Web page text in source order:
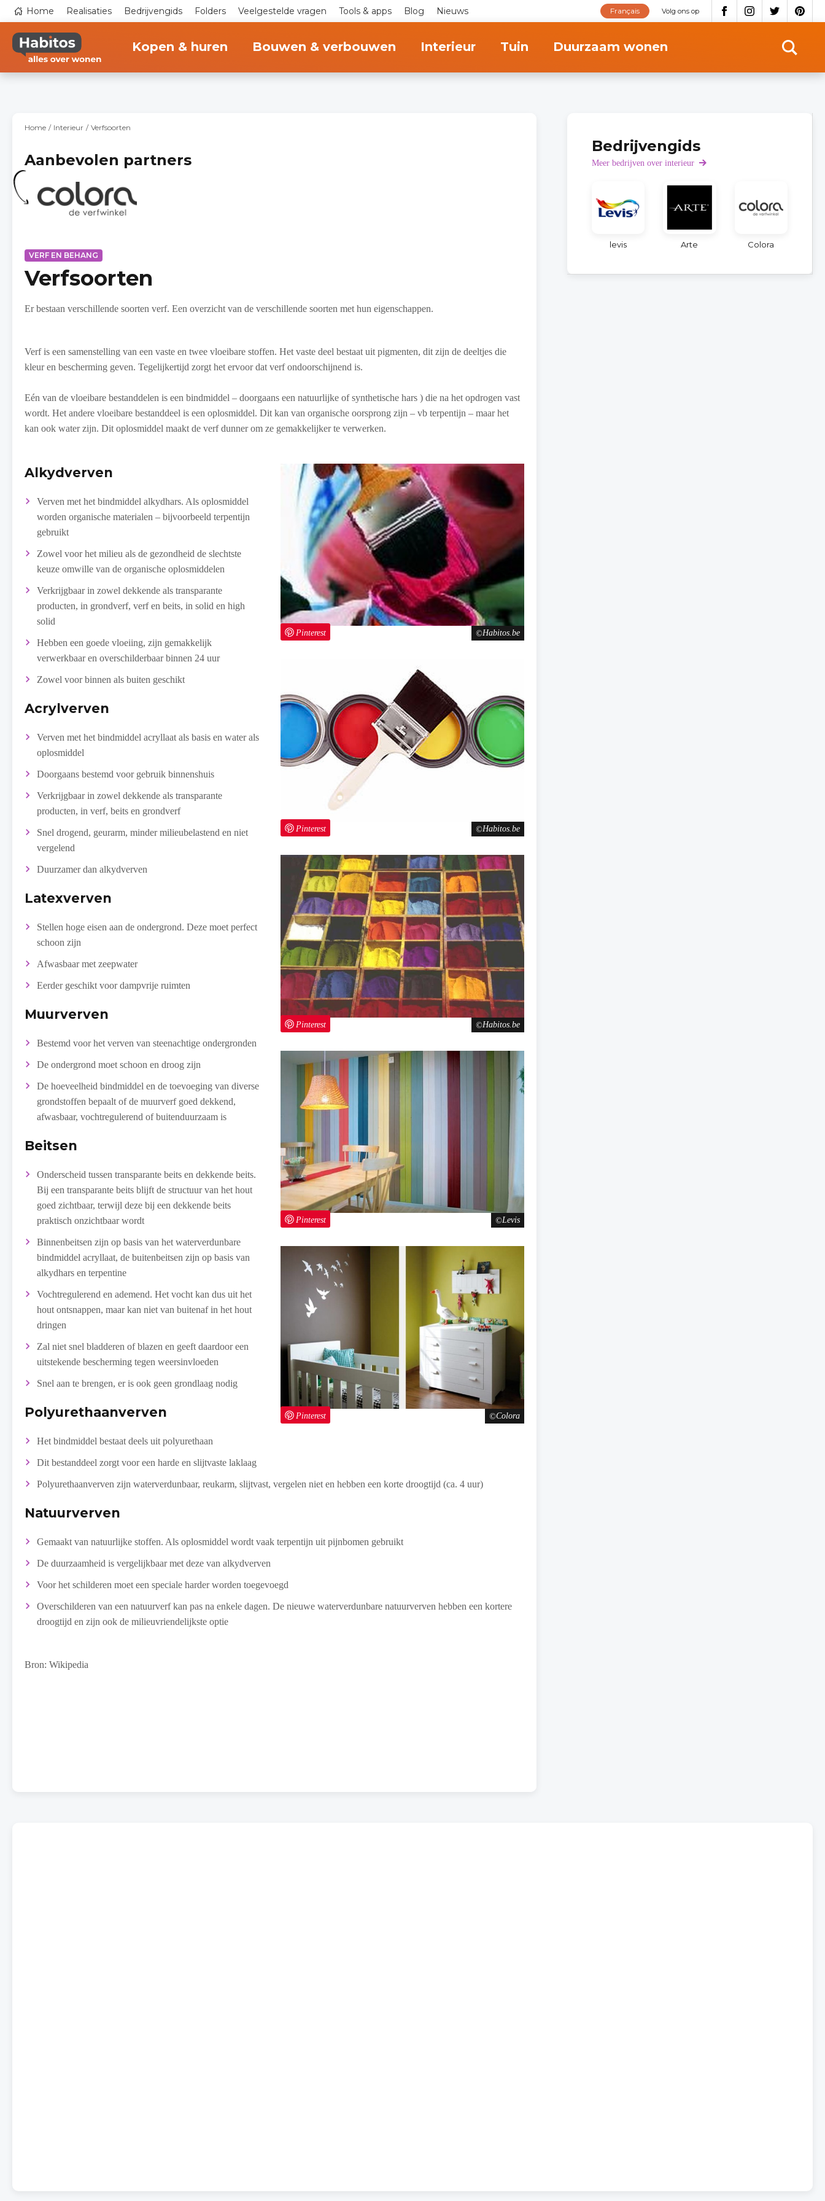
naar
inhoud
gaan
Top
navigation
Home Realisaties Bedrijvengids Folders Veelgestelde vragen Tools & apps Blog Nieuws Volg ons op
Français
Kopen & huren Bouwen & verbouwen Interieur Tuin Duurzaam wonen
Home Interieur Verfsoorten
Aanbevolen partners
VERF EN BEHANG
Verfsoorten
Er bestaan verschillende soorten verf. Een overzicht van de verschillende soorten met hun eigenschappen.
Verf is een samenstelling van een vaste en twee vloeibare stoffen. Het vaste deel bestaat uit pigmenten, dit zijn de deeltjes die
kleur en bescherming geven. Tegelijkertijd zorgt het ervoor dat verf ondoorschijnend is.
Eén van de vloeibare bestanddelen is een bindmiddel – doorgaans een natuurlijke of synthetische hars ) die na het opdrogen vast
wordt. Het andere vloeibare bestanddeel is een oplosmiddel. Dit kan van organische oorsprong zijn – vb terpentijn – maar het
kan ook water zijn. Dit oplosmiddel maakt de verf dunner om ze gemakkelijker te verwerken.
Habitos.be
Pinterest
Habitos.be
Pinterest
Habitos.be
Pinterest
Levis
Pinterest
Colora
Pinterest
Alkydverven
Verven met het bindmiddel alkydhars. Als oplosmiddel
worden organische materialen – bijvoorbeeld terpentijn
gebruikt
Zowel voor het milieu als de gezondheid de slechtste
keuze omwille van de organische oplosmiddelen
Verkrijgbaar in zowel dekkende als transparante
producten, in grondverf, verf en beits, in solid en high
solid
Hebben een goede vloeiing, zijn gemakkelijk
verwerkbaar en overschilderbaar binnen 24 uur
Zowel voor binnen als buiten geschikt
Acrylverven
Verven met het bindmiddel acryllaat als basis en water als
oplosmiddel
Doorgaans bestemd voor gebruik binnenshuis
Verkrijgbaar in zowel dekkende als transparante
producten, in verf, beits en grondverf
Snel drogend, geurarm, minder milieubelastend en niet
vergelend
Duurzamer dan alkydverven
Latexverven
Stellen hoge eisen aan de ondergrond. Deze moet perfect
schoon zijn
Afwasbaar met zeepwater
Eerder geschikt voor dampvrije ruimten
Muurverven
Bestemd voor het verven van steenachtige ondergronden
De ondergrond moet schoon en droog zijn
De hoeveelheid bindmiddel en de toevoeging van diverse
grondstoffen bepaalt of de muurverf goed dekkend,
afwasbaar, vochtregulerend of buitenduurzaam is
Beitsen
Onderscheid tussen transparante beits en dekkende beits.
Bij een transparante beits blijft de structuur van het hout
goed zichtbaar, terwijl deze bij een dekkende beits
praktisch onzichtbaar wordt
Binnenbeitsen zijn op basis van het waterverdunbare
bindmiddel acryllaat, de buitenbeitsen zijn op basis van
alkydhars en terpentine
Vochtregulerend en ademend. Het vocht kan dus uit het
hout ontsnappen, maar kan niet van buitenaf in het hout
dringen
Zal niet snel bladderen of blazen en geeft daardoor een
uitstekende bescherming tegen weersinvloeden
Snel aan te brengen, er is ook geen grondlaag nodig
Polyurethaanverven
Het bindmiddel bestaat deels uit polyurethaan
Dit bestanddeel zorgt voor een harde en slijtvaste laklaag
Polyurethaanverven zijn waterverdunbaar, reukarm, slijtvast, vergelen niet en hebben een korte droogtijd (ca. 4 uur)
Natuurverven
Gemaakt van natuurlijke stoffen. Als oplosmiddel wordt vaak terpentijn uit pijnbomen gebruikt
De duurzaamheid is vergelijkbaar met deze van alkydverven
Voor het schilderen moet een speciale harder worden toegevoegd
Overschilderen van een natuurverf kan pas na enkele dagen. De nieuwe waterverdunbare natuurverven hebben een kortere
droogtijd en zijn ook de milieuvriendelijkste optie
Bron: Wikipedia
Bedrijvengids
Meer bedrijven over interieur
levis Arte Colora